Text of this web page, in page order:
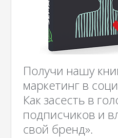
Получи нашу
маркетинг в
Как засесть в
подписчиков и
свой бренд».